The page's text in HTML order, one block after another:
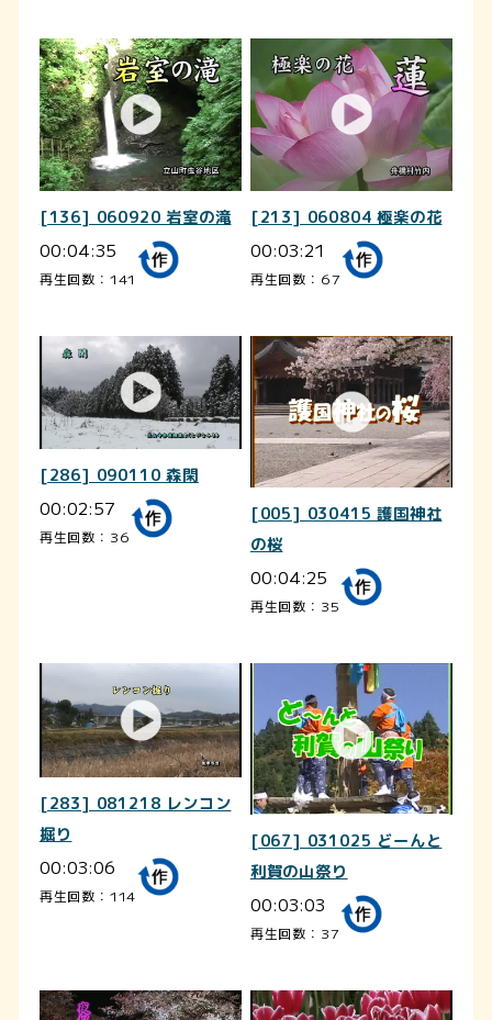
[136] 060920 岩室の滝
00:04:35
再生回数：141
[213] 060804 極楽の花
00:03:21
再生回数：67
[286] 090110 森閑
00:02:57
再生回数：36
[005] 030415 護国神社
の桜
00:04:25
再生回数：35
[283] 081218 レンコン
掘り
00:03:06
再生回数：114
[067] 031025 どーんと
利賀の山祭り
00:03:03
再生回数：37